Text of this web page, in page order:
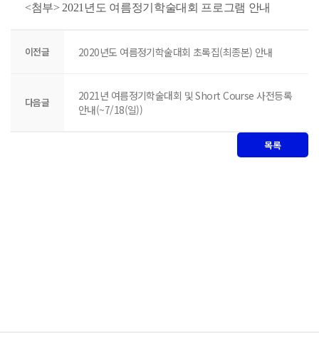
<첨부> 2021년도 여름정기학술대회 프로그램 안내
이전글 2020년도 여름정기학술대회 초록집(최종본) 안내
다음글
2021년 여름정기학술대회 및 Short Course 사전등록
안내(~7/18(일))
목록